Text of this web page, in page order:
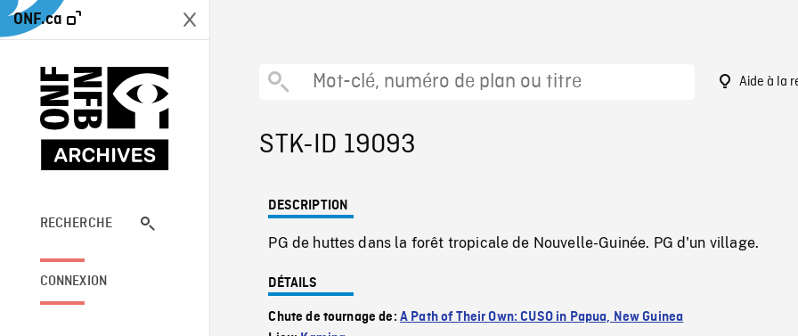
ONF.ca
RECHERCHE
CONNEXION
Aide à la
STK-ID 19093
DESCRIPTION
PG de huttes dans la forêt tropicale de Nouvelle-Guinée. PG d'un village.
DÉTAILS
Chute de tournage de: A Path of Their Own: CUSO in Papua, New Guinea